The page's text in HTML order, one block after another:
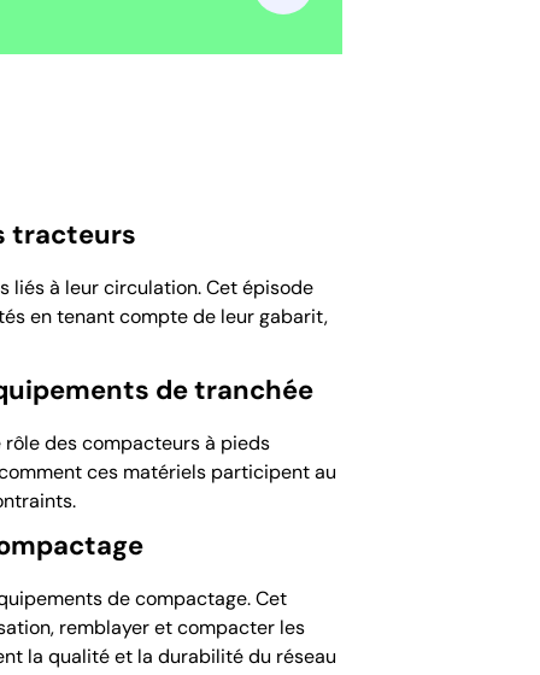
tracteurs
liés à leur circulation. Cet épisode
en tenant compte de leur gabarit,
de tranchée
des compacteurs à pieds
ces matériels participent au
de compactage. Cet
remblayer et compacter les
la qualité et la durabilité du réseau